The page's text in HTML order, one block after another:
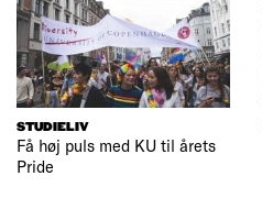
STUDIELIV
Få høj puls med KU til årets
Pride